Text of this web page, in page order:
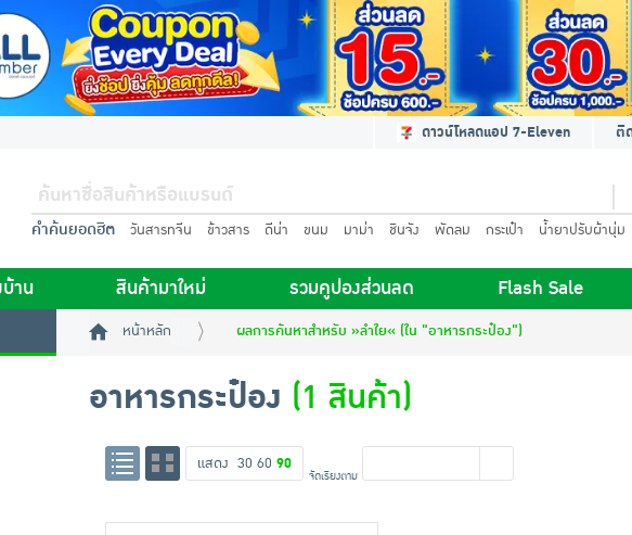
ดาวน์โหลดแอป 7-Eleven ติ
คำค้นยอดฮิต วันสารทจีน ข้าวสาร ดีน่า ขนม มาม่า ชินจัง พัดลม กระเป๋า น้ำยาปรับผ้านุ่ม
าน สินค้ามาใหม่ รวมคูปองส่วนลด Flash Sale
หน้าหลัก ผลการค้นหาสำหรับ »ลำใย« (ใน "อาหารกระป๋อง")
อาหารกระป๋อง (1 สินค้า)
แสดง 30 60 90
จัดเรียงตาม